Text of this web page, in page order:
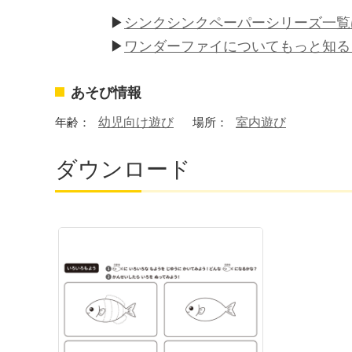
▶︎ シンクシンクペーパーシリーズ一
▶ ワンダーファイについてもっと知る
あそび情報
年齢： 幼児向け遊び 場所： 室内遊び
ダウンロード